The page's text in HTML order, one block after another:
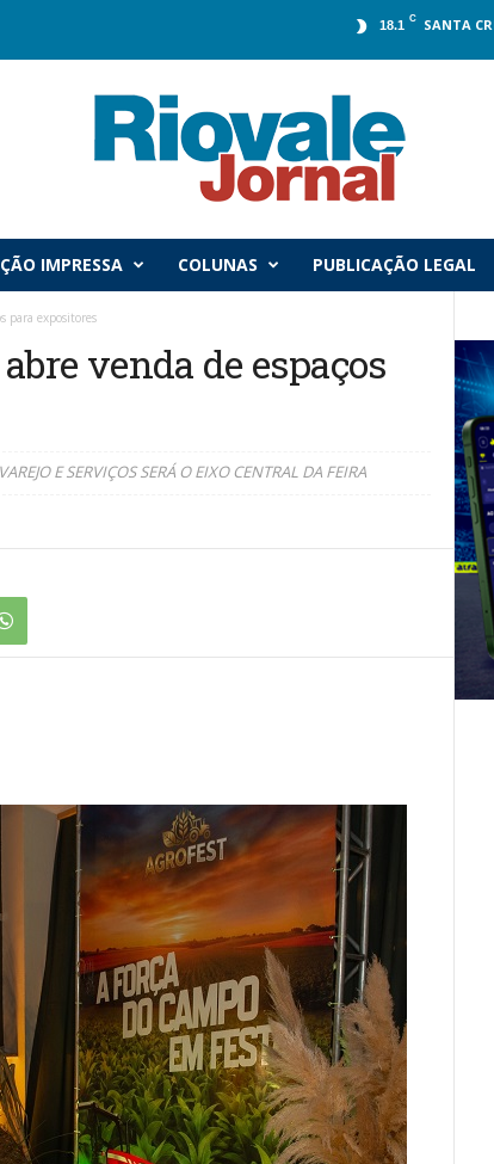
18.1 C SANTA
IMPRESSA COLUNAS PUBLICAÇÃO LEGAL
para expositores
venda de espaços
E SERVIÇOS SERÁ O EIXO CENTRAL DA FEIRA